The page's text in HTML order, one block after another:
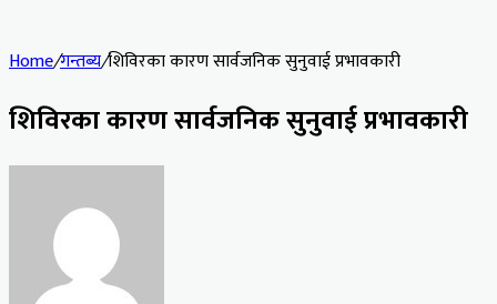
Home/गन्तब्य/शिविरका कारण सार्वजनिक सुनुवाई प्रभावकारी
शिविरका कारण सार्वजनिक सुनुवाई प्रभावकारी